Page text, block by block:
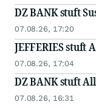
DZ BANK stuft
07.08.26, 17:20
JEFFERIES stuft
07.08.26, 17:04
DZ BANK stuft
07.08.26, 16:31